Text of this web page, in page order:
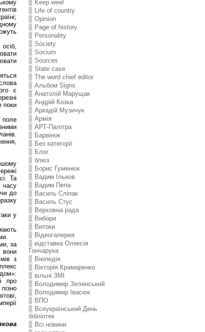
є
поки
поле
Та
часу
до
у
за
вони
з
про
Keep weel
Life of country
Opinion
Page of history
Personality
Society
Socium
Sources
State case
The word chief editor
Альбом Signs
Анатолій Марущак
Андрій Козка
Аркадій Музичук
Армія
АРТ-Палітра
Барвінок
Без категорії
Блог
блюз
Борис Гуменюк
Вадим Ільков
Вадим Пепа
Василь Сліпак
Василь Стус
Верховна рада
Вибори
Витоки
Відеогалерея
відставка Олексія
Гончарука
Вікіпедія
Вікторія Крамаренко
вільні ЗМІ
Володимир Зеленський
Володимир Івасюк
ВПО
Всеукраїнський День
бібліотек
Всі новини